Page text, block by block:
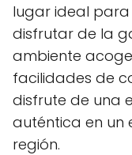
lugar ideal
disfrutar de la
ambiente
facilidades de
disfrute de una
auténtica en un
región.